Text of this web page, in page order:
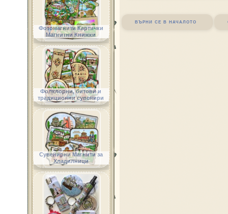
върни се в началото
Фотомагнити Картички
Магнитни Книжки
Фолклорни, битови и
традиционни сувенири
Сувенирни Магнити за
Хладилници